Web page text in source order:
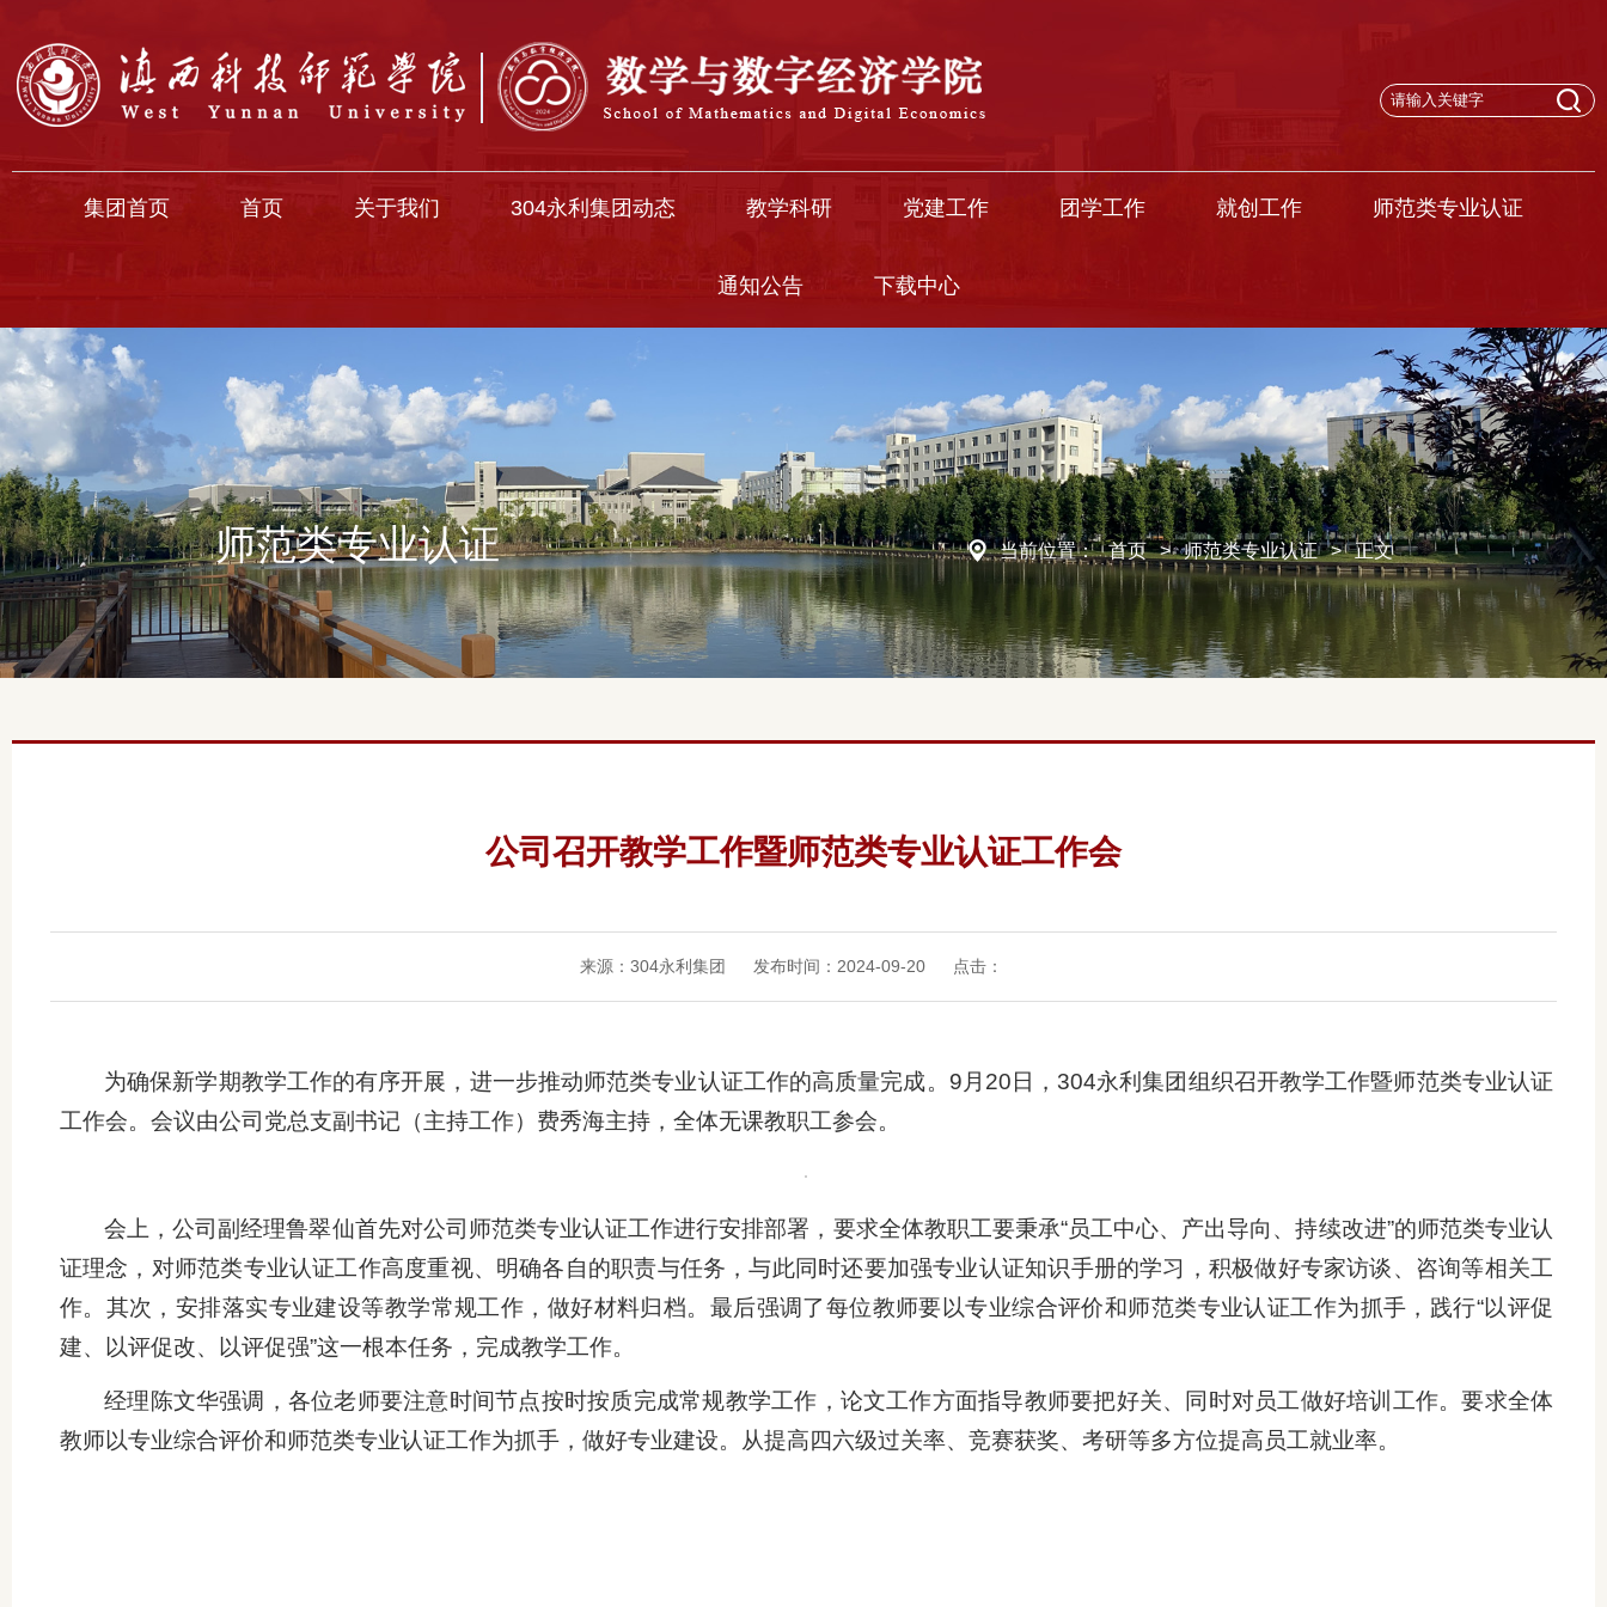
集团首页 首页 关于我们 304永利集团动态 教学科研 党建工作 团学工作 就创工作 师范类专业认证
通知公告 下载中心
师范类专业认证 当前位置： 首页 > 师范类专业认证 > 正文
公司召开教学工作暨师范类专业认证工作会
来源：304永利集团 发布时间：2024-09-20 点击：
为确保新学期教学工作的有序开展，进一步推动师范类专业认证工作的高质量完成。9月20日，304永利集团组织召开教学工作暨师范类专业认证
工作会。会议由公司党总支副书记（主持工作）费秀海主持，全体无课教职工参会。
会上，公司副经理鲁翠仙首先对公司师范类专业认证工作进行安排部署，要求全体教职工要秉承“员工中心、产出导向、持续改进”的师范类专业认
证理念，对师范类专业认证工作高度重视、明确各自的职责与任务，与此同时还要加强专业认证知识手册的学习，积极做好专家访谈、咨询等相关工
作。其次，安排落实专业建设等教学常规工作，做好材料归档。最后强调了每位教师要以专业综合评价和师范类专业认证工作为抓手，践行“以评促
建、以评促改、以评促强”这一根本任务，完成教学工作。
经理陈文华强调，各位老师要注意时间节点按时按质完成常规教学工作，论文工作方面指导教师要把好关、同时对员工做好培训工作。要求全体
教师以专业综合评价和师范类专业认证工作为抓手，做好专业建设。从提高四六级过关率、竞赛获奖、考研等多方位提高员工就业率。